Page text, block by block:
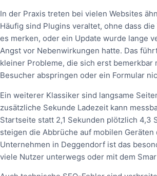
In der Praxis treten bei vielen Websites
Häufig sind Plugins veraltet, ohne dass
es merken, oder ein Update wurde lange
Angst vor Nebenwirkungen hatte. Das
kleiner Probleme, die sich erst bemerkbar
Besucher abspringen oder ein Formular
Ein weiterer Klassiker sind langsame
zusätzliche Sekunde Ladezeit kann
Startseite statt 2,1 Sekunden plötzlich 4,3
steigen die Abbrüche auf mobilen
Unternehmen in Deggendorf ist das
viele Nutzer unterwegs oder mit dem